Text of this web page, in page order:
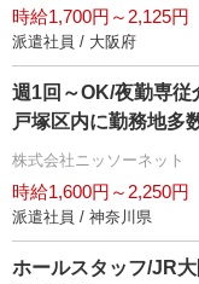
時給1,700円～2,125円
派遣社員 / 大阪府
週1回～OK/夜勤専従
戸塚区内に勤務地多
株式会社ニッソーネット
時給1,600円～2,250円
派遣社員 / 神奈川県
ホールスタッフ/JR